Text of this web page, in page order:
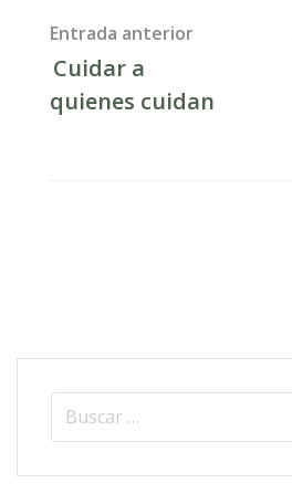
Post
navigation
Entrada anterior
Cuidar a
quienes cuidan
Search